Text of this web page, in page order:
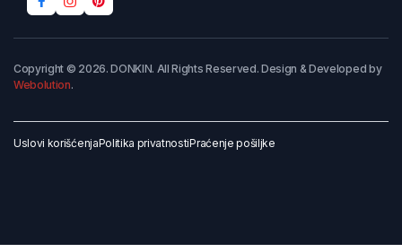
Copyright © 2026. DONKIN. All Rights Reserved. Design & Developed by
Webolution.
Uslovi korišćenjaPolitika privatnostiPraćenje pošiljke